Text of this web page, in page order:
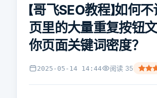
【哥飞SEO教程】如何
页里的大量重复按钮
你页面关键词密度？
2025-05-14 14:44 阅读 35